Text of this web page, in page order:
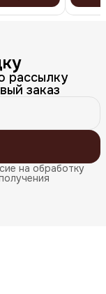
рассылку
заказ
на обработку